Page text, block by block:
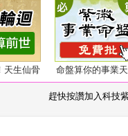
天生仙骨 命盤算你的事業
趕快按讚加入科技